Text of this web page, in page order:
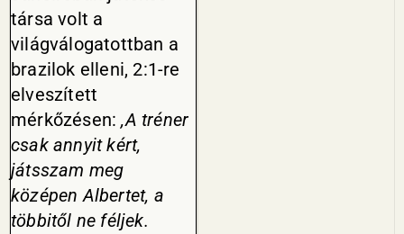
társa volt a
világválogatottban a
brazilok elleni, 2:1-re
elveszített
mérkőzésen:,A tréner
csak annyit kért,
játsszam meg
középen Alber­tet, a
többitől ne féljek.